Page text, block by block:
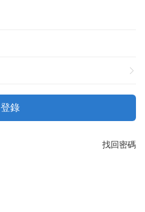
登錄
找回密碼